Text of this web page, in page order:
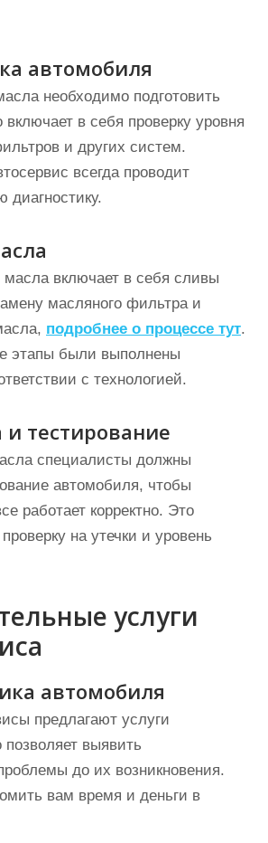
автомобиля
необходимо подготовить
в себя проверку уровня
и других систем.
всегда проводит
диагностику.
включает в себя сливы
масляного фильтра и
подробнее о процессе тут.
этапы были выполнены
с технологией.
и тестирование
специалисты должны
автомобиля, чтобы
работает корректно. Это
на утечки и уровень
услуги
автомобиля
предлагают услуги
позволяет выявить
до их возникновения.
вам время и деньги в